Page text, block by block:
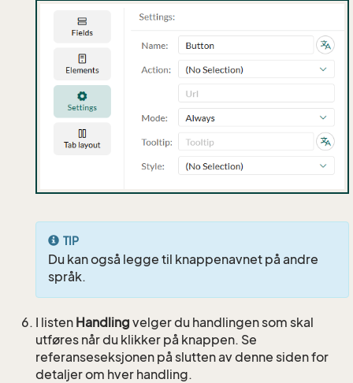
TIP
Du kan også legge til knappenavnet på andre
språk.
I listen Handling velger du handlingen som skal
utføres når du klikker på knappen. Se
referanseseksjonen på slutten av denne siden for
detaljer om hver handling.